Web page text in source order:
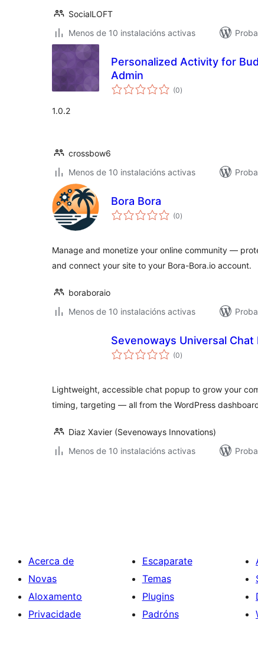
SocialLOFT
Menos de 10 instalacións activas
Personalized Activity for
Admin
(0valoracións
totais
)
1.0.2
crossbow6
Menos de 10 instalacións activas
Bora Bora
(0valoracións
totais
)
Manage and monetize your online community —
and connect your site to your Bora-Bora.io account.
boraboraio
Menos de 10 instalacións activas
Sevenoways Universal Chat
(0valoracións
totais
)
Lightweight, accessible chat popup to grow your
timing, targeting — all from the WordPress
Diaz Xavier (Sevenoways Innovations)
Menos de 10 instalacións activas
Acerca de
Novas
Aloxamento
Privacidade
Escaparate
Temas
Plugins
Padróns